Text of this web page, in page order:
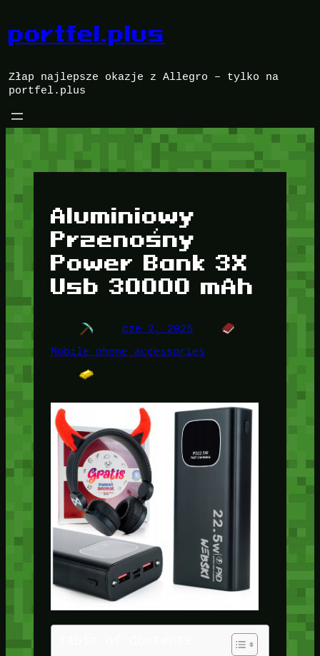
treści
portfel.plus
Złap najlepsze okazje z Allegro – tylko na
portfel.plus
Aluminiowy
Przenośny
Power Bank 3X
Usb 30000 mAh
cze 2, 2025
Mobile phone accessories